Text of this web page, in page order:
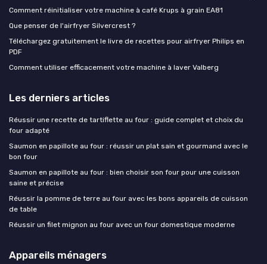
Comment réinitialiser votre machine à café Krups à grain EA81
Que penser de l'airfryer Silvercrest ?
Téléchargez gratuitement le livre de recettes pour airfryer Philips en
PDF
Comment utiliser efficacement votre machine à laver Valberg
Les derniers articles
Réussir une recette de tartiflette au four : guide complet et choix du
four adapté
Saumon en papillote au four : réussir un plat sain et gourmand avec le
bon four
Saumon en papillote au four : bien choisir son four pour une cuisson
saine et précise
Réussir la pomme de terre au four avec les bons appareils de cuisson
de table
Réussir un filet mignon au four avec un four domestique moderne
Appareils ménagers